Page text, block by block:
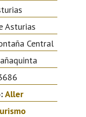
Asturias
Central
Aller